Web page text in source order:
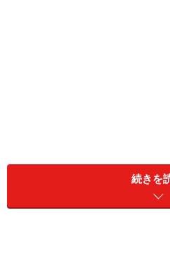
場合とがあるという点です
で"right and left"と逆順にな
and down"と同順になります。
続きを